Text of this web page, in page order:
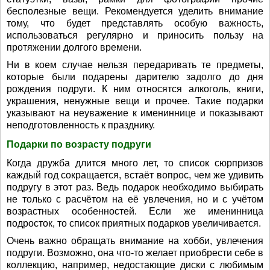
бесполезные вещи. Рекомендуется уделить внимание
тому, что будет представлять особую важность,
использоваться регулярно и приносить пользу на
протяжении долгого времени.
Ни в коем случае нельзя передаривать те предметы,
которые были подарены дарителю задолго до дня
рождения подруги. К ним относятся алкоголь, книги,
украшения, ненужные вещи и прочее. Такие подарки
указывают на неуважение к имениннице и показывают
неподготовленность к празднику.
Подарки по возрасту подруги
Когда дружба длится много лет, то список сюрпризов
каждый год сокращается, встаёт вопрос, чем же удивить
подругу в этот раз. Ведь подарок необходимо выбирать
не только с расчётом на её увлечения, но и с учётом
возрастных особенностей. Если же именинница
подросток, то список приятных подарков увеличивается.
Очень важно обращать внимание на хобби, увлечения
подруги. Возможно, она что-то желает приобрести себе в
коллекцию, например, недостающие диски с любимым